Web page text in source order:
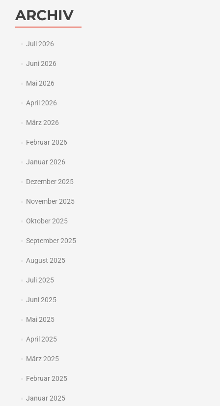
ARCHIV
Juli 2026
Juni 2026
Mai 2026
April 2026
März 2026
Februar 2026
Januar 2026
Dezember 2025
November 2025
Oktober 2025
September 2025
August 2025
Juli 2025
Juni 2025
Mai 2025
April 2025
März 2025
Februar 2025
Januar 2025